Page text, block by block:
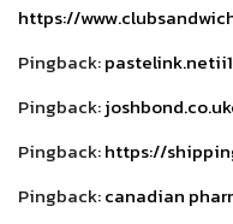
https://
Pingback:
Pingback:
Pingback:https://
Pingback:canadian